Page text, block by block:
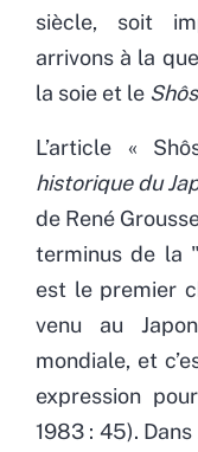
siècle, soit
arrivons à la
la soie et le
L’article «
historique du
de René
terminus de la
est le premier
venu au
mondiale, et
expression
1983 : 45). Dans